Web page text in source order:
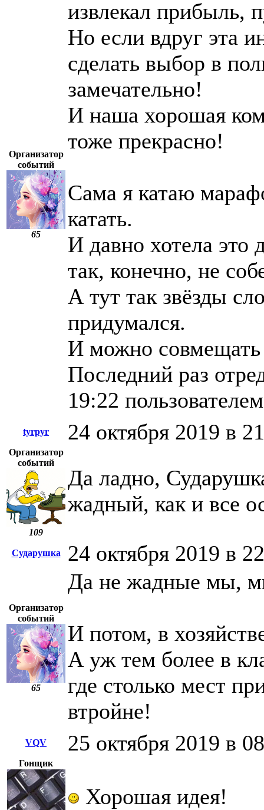
Организатор
событий
65
извлекал прибыль,
Но если вдруг эта
сделать выбор в
замечательно!
И наша хорошая
тоже прекрасно!
Сама я катаю
катать.
И давно хотела это
так, конечно, не
А тут так звёзды
придумался.
И можно
Последний раз
19:22
tyrpyr 24 октября 2019 в
Организатор
событий
109
Да ладно,
жадный, как и все
Сударушка 24 октября 2019 в
Организатор
событий
65
Да не жадные мы,
И потом, в
А уж тем более в
где столько мест
втройне!
VQV 25 октября 2019 в
Гонщик
Хорошая идея!